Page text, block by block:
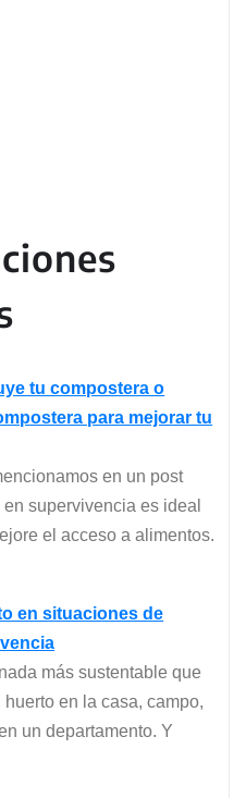
tu compostera o
para mejorar tu
en un post
en supervivencia es ideal
el acceso a alimentos.
en situaciones de
más sustentable que
huerto en la casa, campo,
un departamento. Y